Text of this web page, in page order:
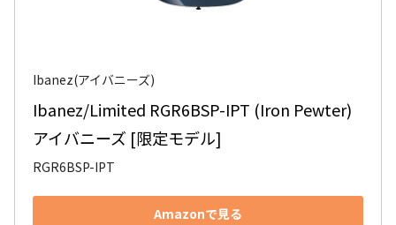
Ibanez(アイバニーズ)
Ibanez/Limited RGR6BSP-IPT (Iron Pewter)
アイバニーズ [限定モデル]
RGR6BSP-IPT
Amazonで見る